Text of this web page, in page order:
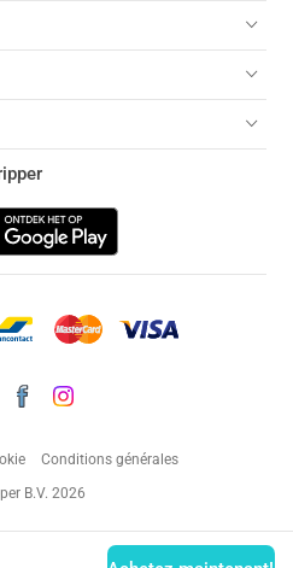
Conditions générales
B.V. 2026